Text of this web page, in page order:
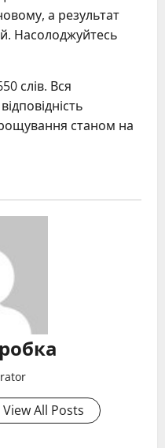
а результат
Насолоджуйтесь
слів. Вся
станом на
View All Posts